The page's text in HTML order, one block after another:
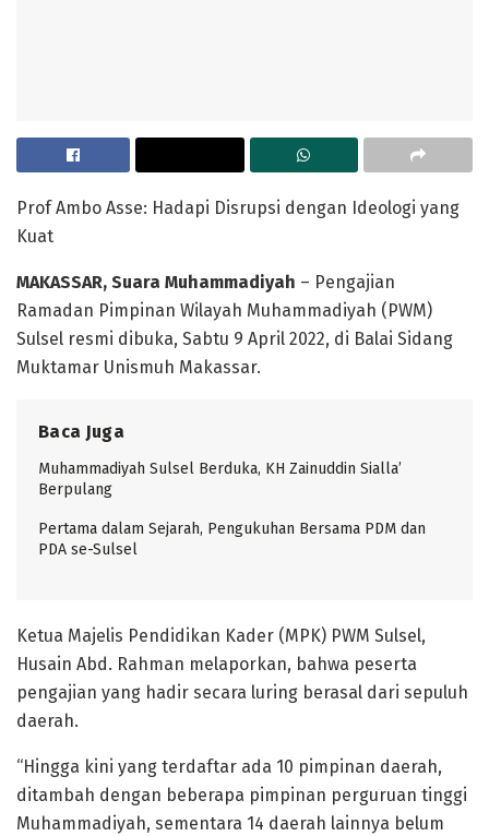
Prof Ambo Asse: Hadapi Disrupsi dengan Ideologi yang
Kuat
MAKASSAR, Suara Muhammadiyah – Pengajian
Ramadan Pimpinan Wilayah Muhammadiyah (PWM)
Sulsel resmi dibuka, Sabtu 9 April 2022, di Balai Sidang
Muktamar Unismuh Makassar.
Baca Juga
Muhammadiyah Sulsel Berduka, KH Zainuddin Sialla’
Berpulang
Pertama dalam Sejarah, Pengukuhan Bersama PDM dan
PDA se-Sulsel
Ketua Majelis Pendidikan Kader (MPK) PWM Sulsel,
Husain Abd. Rahman melaporkan, bahwa peserta
pengajian yang hadir secara luring berasal dari sepuluh
daerah.
“Hingga kini yang terdaftar ada 10 pimpinan daerah,
ditambah dengan beberapa pimpinan perguruan tinggi
Muhammadiyah, sementara 14 daerah lainnya belum